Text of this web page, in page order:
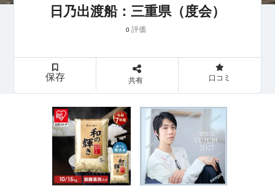
日乃出渡船：三重県（度会）
0評価
保存 共有 口コミ